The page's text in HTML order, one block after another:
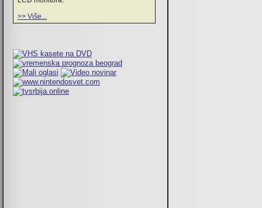
>> Više...